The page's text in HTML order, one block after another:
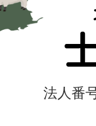
別
市
法人番